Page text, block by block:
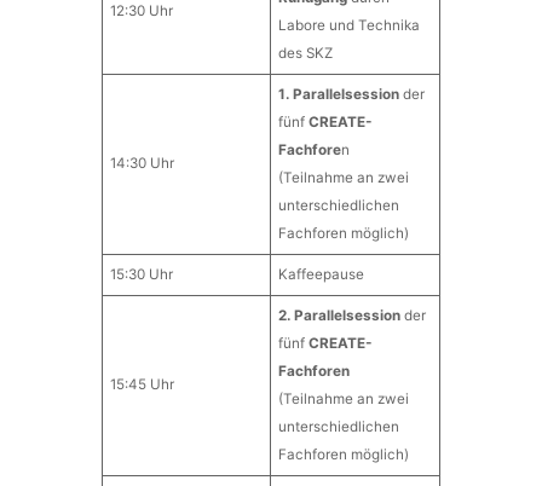
12:30 Uhr
Labore und Technika
des SKZ
14:30 Uhr
1. Parallelsessionder
fünf CREATE-
Fachforen
(Teilnahme an zwei
unterschiedlichen
Fachforen möglich)
15:30 Uhr Kaffeepause
15:45 Uhr
2. Parallelsession der
fünf CREATE-
Fachforen
(Teilnahme an zwei
unterschiedlichen
Fachforen möglich)